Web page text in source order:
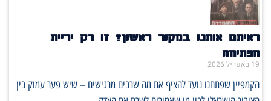
ראיתם אותנו במקור ראשון? זו רק יריית
הפתיחה
19 באפריל 2026
הקמפיין שפתחנו נועד להציף את מה שרבים מרגישים – שיש פער עמוק בין